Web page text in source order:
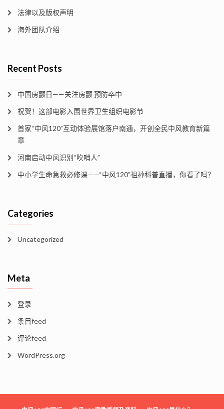
法律以及版权声明
海外团队介绍
Recent Posts
中国房颤日——关注房颤 预防卒中
祝贺！这部电影入围世界卫生组织电影节
首家“中风120”互动体验展馆落户南通，开创全民中风教育新篇
章
河南启动中风识别“吹哨人”
中小学生命急救必修课——“中风120”祖孙科普直播，你看了吗？
Categories
Uncategorized
Meta
登录
条目feed
评论feed
WordPress.org